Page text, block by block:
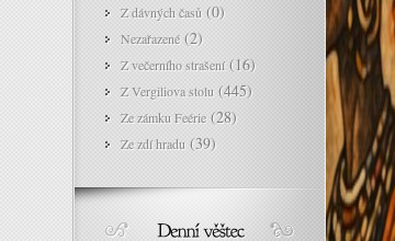
Z dávných časů (0)
Nezařazené (2)
Z večerního strašení(16)
Z Vergiliova stolu (445)
Ze zámku Feérie (28)
Ze zdí hradu (39)